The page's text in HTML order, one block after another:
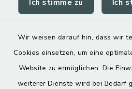
Ich stimme zu Ich
Wir weisen darauf hin, dass wir
Cookies einsetzen, um eine
Website zu ermöglichen. Die
weiterer Dienste wird bei Bedarf
Kontakt
Impressum